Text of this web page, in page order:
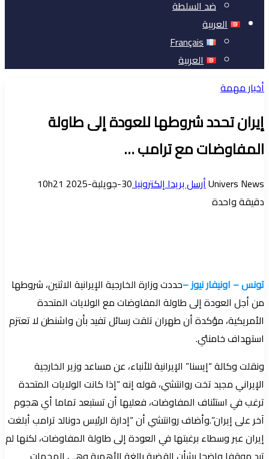
ضد السلطة
العربية
Français
العربية
أخبار مهمة
إيران تحدد شروطها للعودة إلى طاولة
المفاوضات مع ترامب …
Univers Newsأرسل بريدا إلكترونيا30-جويلبة-2025 10h21
دقيقة واحدة
تونس – اونيفار نيوز –حددت وزارة الخارجية الإيرانية الاثنين، شروطها
من أجل العودة إلى طاولة المفاوضات مع الولايات المتحدة
الأمريكية، مؤكدة أن طهران تلقت رسائل تفيد بأن واشنطن لا تعتزم
استهداف خامنئي.
ونقلت وکالة “إيسنا” الإيرانية للأنباء، عن مساعد وزير الخارجية
الإيراني مجید تخت روانتشي، قوله إنه “إذا كانت الولايات المتحدة
ترغب في استئناف المفاوضات، فعليها أن تستبعد تماما أي هجوم
آخر على إيران”.وأضاف روانتشي أن “إدارة الرئيس دونالد ترامب أبلغت
إيران عبر وسطاء برغبتها في العودة إلى طاولة المفاوضات، لكنها لم